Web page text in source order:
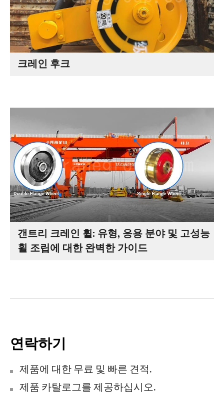
크레인 후크
갠트리 크레인 휠: 유형, 응용 분야 및 고성능
휠 조립에 대한 완벽한 가이드
연락하기
제품에 대한 무료 및 빠른 견적.
제품 카탈로그를 제공하십시오.